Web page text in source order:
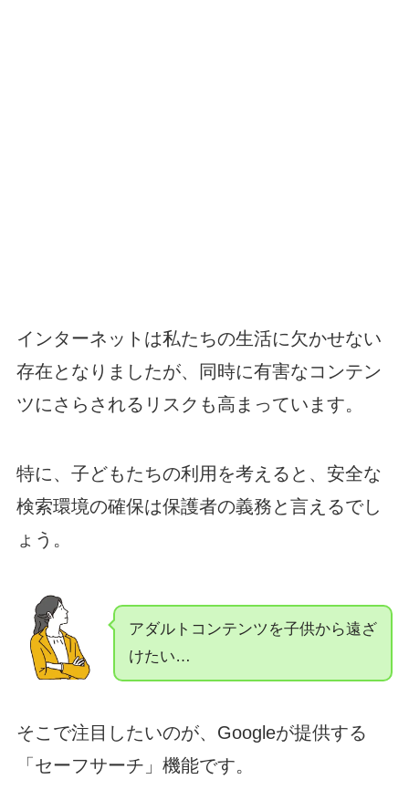
インターネットは私たちの生活に欠かせない
存在となりましたが、同時に有害なコンテン
ツにさらされるリスクも高まっています。
特に、子どもたちの利用を考えると、安全な
検索環境の確保は保護者の義務と言えるでし
ょう。
アダルトコンテンツを子供から遠ざ
けたい…
そこで注目したいのが、Googleが提供する
「セーフサーチ」機能です。